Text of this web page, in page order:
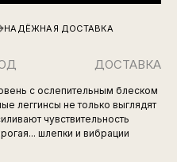
НАДЁЖНАЯ ДОСТАВКА
ДОСТАВКА
с ослепительным блеском
леггинсы не только выглядят
чувствительность
шлепки и вибрации